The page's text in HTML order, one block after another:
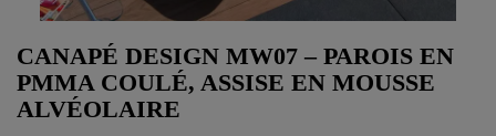
CANAPÉ DESIGN MW07 – PAROIS EN
PMMA COULÉ, ASSISE EN MOUSSE
ALVÉOLAIRE